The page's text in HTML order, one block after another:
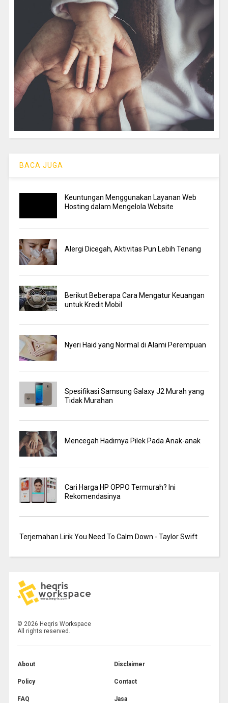
BACA JUGA
Keuntungan Menggunakan Layanan Web
Hosting dalam Mengelola Website
Alergi Dicegah, Aktivitas Pun Lebih Tenang
Berikut Beberapa Cara Mengatur Keuangan
untuk Kredit Mobil
Nyeri Haid yang Normal di Alami Perempuan
Spesifikasi Samsung Galaxy J2 Murah yang
Tidak Murahan
Mencegah Hadirnya Pilek Pada Anak-anak
Cari Harga HP OPPO Termurah? Ini
Rekomendasinya
Terjemahan Lirik You Need To Calm Down - Taylor Swift
© 2026 Heqris Workspace
All rights reserved.
About Disclaimer
Policy Contact
FAQ Jasa